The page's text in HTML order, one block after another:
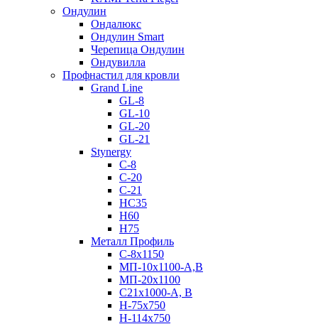
Ондулин
Ондалюкс
Ондулин Smart
Черепица Ондулин
Ондувилла
Профнастил для кровли
Grand Line
GL-8
GL-10
GL-20
GL-21
Stynergy
C-8
C-20
C-21
НС35
Н60
H75
Металл Профиль
С-8х1150
МП-10x1100-А,В
МП-20х1100
С21х1000-А, В
H-75х750
Н-114х750